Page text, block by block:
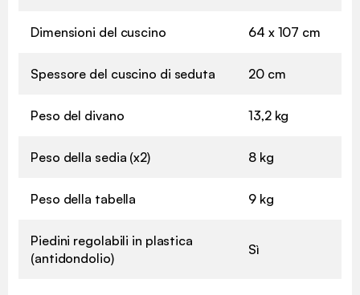
Dimensioni del cuscino 64 x 107 cm
Spessore del cuscino di seduta 20 cm
Peso del divano 13,2 kg
Peso della sedia (x2) 8 kg
Peso della tabella 9 kg
Piedini regolabili in plastica
(antidondolio)
Sì